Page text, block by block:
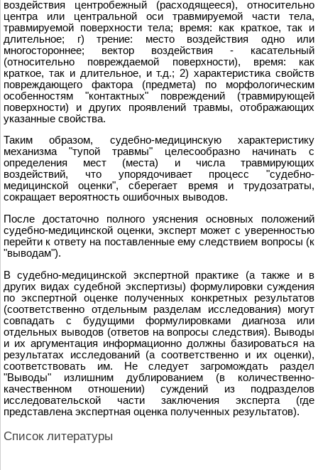
воздействия центробежный (расходящееся), относительно
центра или центральной оси травмируемой части тела,
травмируемой поверхности тела; время: как краткое, так и
длительное; г) трение: место воздействия одно или
многостороннее; вектор воздействия - касательный
(относительно повреждаемой поверхности), время: как
краткое, так и длительное, и т.д.; 2) характеристика свойств
повреждающего фактора (предмета) по морфологическим
особенностям "контактных" повреждений (травмирующей
поверхности) и других проявлений травмы, отображающих
указанные свойства.
Таким образом, судебно-медицинскую характеристику
механизма "тупой травмы" целесообразно начинать с
определения мест (места) и числа травмирующих
воздействий, что упорядочивает процесс "судебно-
медицинской оценки", сберегает время и трудозатраты,
сокращает вероятность ошибочных выводов.
После достаточно полного уяснения основных положений
судебно-медицинской оценки, эксперт может с уверенностью
перейти к ответу на поставленные ему следствием вопросы (к
"выводам").
В судебно-медицинской экспертной практике (а также и в
других видах судебной экспертизы) формулировки суждения
по экспертной оценке полученных конкретных результатов
(соответственно отдельным разделам исследования) могут
совпадать с будущими формулировками диагноза или
отдельных выводов (ответов на вопросы следствия). Выводы
и их аргументация информационно должны базироваться на
результатах исследований (а соответственно и их оценки),
соответствовать им. Не следует загромождать раздел
"Выводы" излишним дублированием (в количественно-
качественном отношении) суждений из подразделов
исследовательской части заключения эксперта (где
представлена экспертная оценка полученных результатов).
Список литературы